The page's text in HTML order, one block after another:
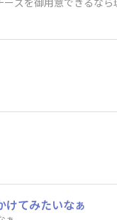
！投入！！！味噌汁に
！？※ 今この瞬間に思
けてみたいなぁ